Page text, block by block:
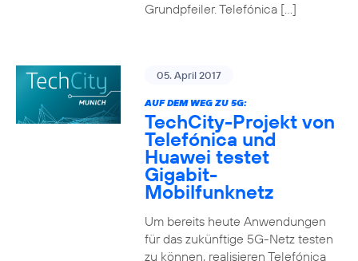
Grundpfeiler. Telefónica […]
05. April 2017
AUF DEM WEG ZU 5G:
TechCity-Projekt von
Telefónica und
Huawei testet
Gigabit-
Mobilfunknetz
Um bereits heute Anwendungen
für das zukünftige 5G-Netz testen
zu können, realisieren Telefónica